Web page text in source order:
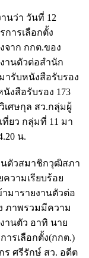
านว่า วันที่ 12
ารเลือกตั้ง
จาก กกต.ของ
านตัวต่อสำนัก
ารับหนังสือรับรอง
งสือรับรอง 173
ศษกุล สว.กลุ่มผู้
ยว กลุ่มที่ 11 มา
น.
นตัวสมาชิกวุฒิสภา
ความเรียบร้อย
มารายงานตัวต่อ
ภาพรวมมีความ
านตัว อาทิ นาย
รเลือกตั้ง(กกต.)
ร ศรีรักษ์ สว. อดีต